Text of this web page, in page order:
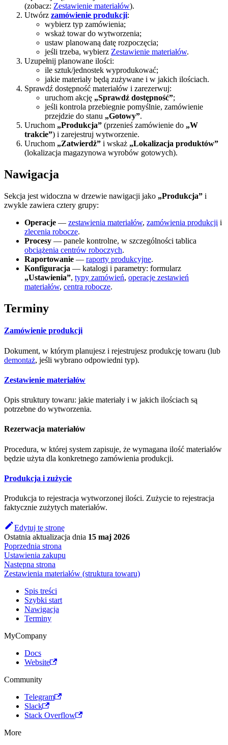
(zobacz: Zestawienie materiałów).
Utwórz zamówienie produkcji:
wybierz typ zamówienia;
wskaż towar do wytworzenia;
ustaw planowaną datę rozpoczęcia;
jeśli trzeba, wybierz Zestawienie materiałów.
Uzupełnij planowane ilości:
ile sztuk/jednostek wyprodukować;
jakie materiały będą zużywane i w jakich ilościach.
Sprawdź dostępność materiałów i zarezerwuj:
uruchom akcję „Sprawdź dostępność”;
jeśli kontrola przebiegnie pomyślnie, zamówienie
przejdzie do stanu „Gotowy”.
Uruchom „Produkcja” (przenieś zamówienie do „W
trakcie”) i zarejestruj wytworzenie.
Uruchom „Zatwierdż” i wskaż „Lokalizacja produktów”
(lokalizacja magazynowa wyrobów gotowych).
Nawigacja
Sekcja jest widoczna w drzewie nawigacji jako „Produkcja” i
zwykle zawiera cztery grupy:
Operacje — zestawienia materiałów, zamówienia produkcji i
zlecenia robocze.
Procesy — panele kontrolne, w szczególności tablica
obciążenia centrów roboczych.
Raportowanie — raporty produkcyjne.
Konfiguracja — katalogi i parametry: formularz
„Ustawienia”, typy zamówień, operacje zestawień
materiałów, centra robocze.
Terminy
Zamówienie produkcji
Dokument, w którym planujesz i rejestrujesz produkcję towaru (lub
demontaż, jeśli wybrano odpowiedni typ).
Zestawienie materiałów
Opis struktury towaru: jakie materiały i w jakich ilościach są
potrzebne do wytworzenia.
Rezerwacja materiałów
Procedura, w której system zapisuje, że wymagana ilość materiałów
będzie użyta dla konkretnego zamówienia produkcji.
Produkcja i zużycie
Produkcja to rejestracja wytworzonej ilości. Zużycie to rejestracja
faktycznie zużytych materiałów.
Edytuj tę stronę
Ostatnia aktualizacja dnia 15 maj 2026
Poprzednia strona
Ustawienia zakupu
Następna strona
Zestawienia materiałów (struktura towaru)
Spis treści
Szybki start
Nawigacja
Terminy
MyCompany
Docs
Website
Community
Telegram
Slack
Stack Overflow
More